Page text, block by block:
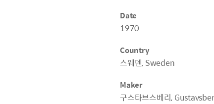
Date
1970
Country
스웨덴, Sweden
Maker
구스타브스베리,